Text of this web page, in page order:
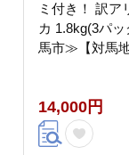
ミ付き！ 訳ア
カ 1.8kg(3パ
馬市≫【対馬
小分け イカス
[WAC051] スピ
送 最速発送 最
14,000円